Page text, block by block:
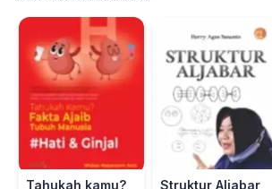
Tahukah kamu?
Struktur Aljabar